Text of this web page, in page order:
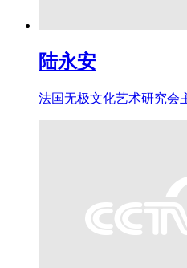
陆永安
法国无极文化艺术研究会